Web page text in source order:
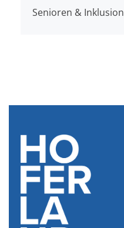
Senioren & Inklusion